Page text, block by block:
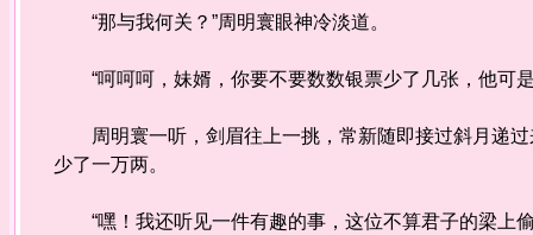
“那与我何关？”周明寰眼神冷淡道。
“呵呵呵，妹婿，你要不要数数银票少了几张，他可
周明寰一听，剑眉往上一挑，常新随即接过斜月递过
少了一万两。
“嘿！我还听见一件有趣的事，这位不算君子的梁上